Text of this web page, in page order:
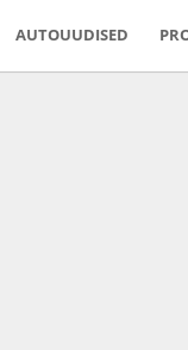
AUTOUUDISED